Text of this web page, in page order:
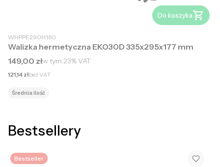
Do koszyka
WHPPE290H160
Walizka hermetyczna EKO30D 335x295x177 mm
Cena brutto
149,00 złw tym 23%VAT
Cena netto
121,14 złbez VAT
Średnia ilość
Bestsellery
Bestseller